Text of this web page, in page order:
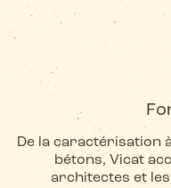
De la caractérisation
bétons, Vicat
architectes et